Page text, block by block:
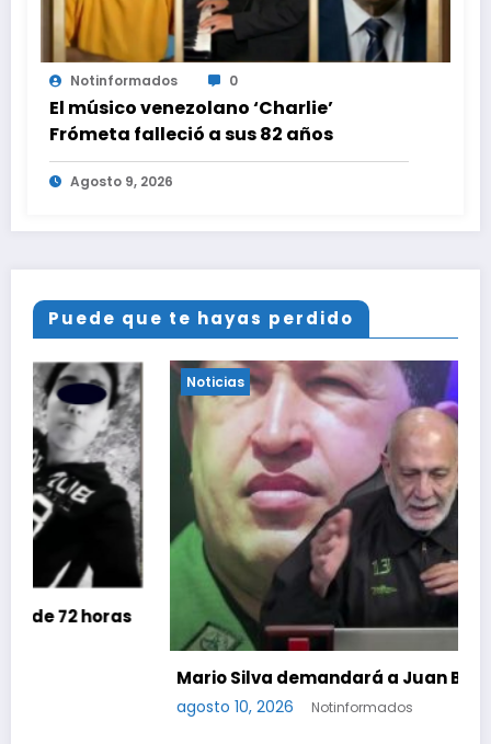
Notinformados 0
El músico venezolano ‘Charlie’
Frómeta falleció a sus 82 años
Agosto 9, 2026
Puede que te hayas perdido
Noticias
Mario Silva demandará a Juan Barreto
Notinformados